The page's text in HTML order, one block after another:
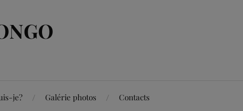
je? Galérie photos Contacts